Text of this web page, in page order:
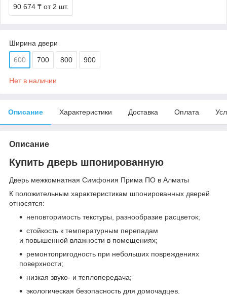
90 674 ₸ от 2 шт.
Ширина двери
600 700 800 900
Нет в наличии
Описание Характеристики Доставка Оплата
Описание
Купить дверь шпонированную
Дверь межкомнатная Симфония Прима ПО в Алматы
К положительным характеристикам шпонированных дверей
относятся:
неповторимость текстуры, разнообразие расцветок;
стойкость к температурным перепадам
и повышенной влажности в помещениях;
ремонтопригодность при небольших повреждениях
поверхности;
низкая звуко- и теплопередача;
экологическая безопасность для домочадцев.